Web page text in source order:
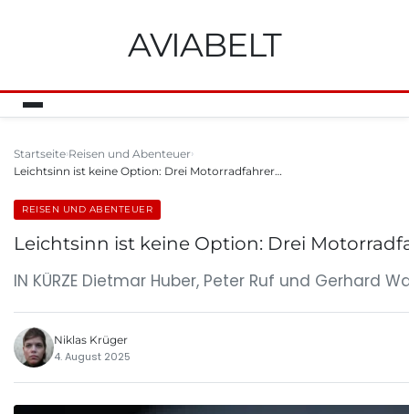
AVIABELT
Startseite Reisen und Abenteuer
Leichtsinn ist keine Option: Drei Motorradfahrer…
REISEN UND ABENTEUER
Leichtsinn ist keine Option: Drei
IN KÜRZE Dietmar Huber, Peter Ruf und Gerhard
Niklas Krüger
4. August 2025